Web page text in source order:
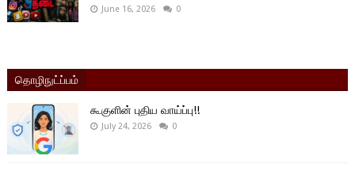
June 16, 2026 0
தொழிநுட்ப்பம்
கூகுளின் புதிய வாய்ப்பு!!
July 24, 2026 0